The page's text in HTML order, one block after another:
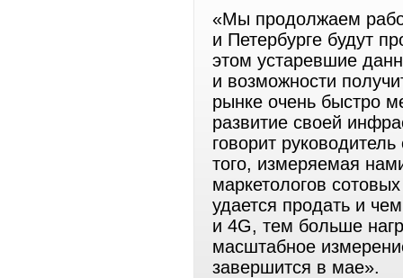
«Мы продолжаем
и Петербурге будут
этом устаревшие
и возможности
рынке очень быстро
развитие своей
говорит
того, измеряемая
маркетологов
удается продать и
и 4G, тем больше
масштабное
завершится в мае».